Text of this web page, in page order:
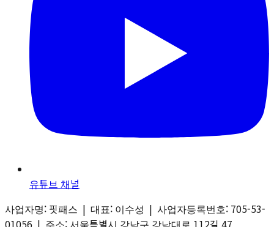
유튜브 채널
사업자명: 핏패스 | 대표: 이수성 | 사업자등록번호: 705-53-
01056 | 주소: 서울특별시 강남구 강남대로 112길 47